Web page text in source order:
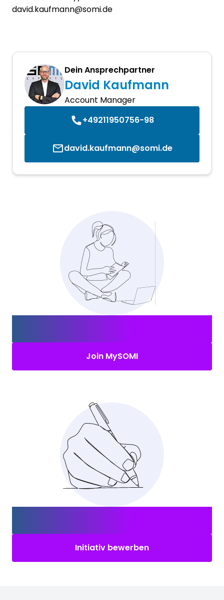
david.kaufmann@somi.de
Dein Ansprechpartner
David Kaufmann
Account Manager
+49211950756-98
david.kaufmann@somi.de
Join MySOMI
Initiativ bewerben